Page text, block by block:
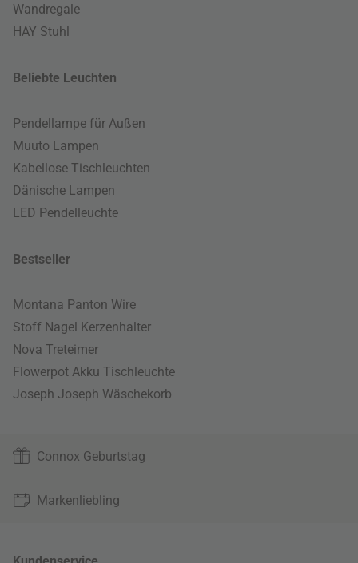
Wandregale
HAY Stuhl
Beliebte Leuchten
Pendellampe für Außen
Muuto Lampen
Kabellose Tischleuchten
Dänische Lampen
LED Pendelleuchte
Bestseller
Montana Panton Wire
Stoff Nagel Kerzenhalter
Nova Treteimer
Flowerpot Akku Tischleuchte
Joseph Joseph Wäschekorb
Connox Geburtstag
Markenliebling